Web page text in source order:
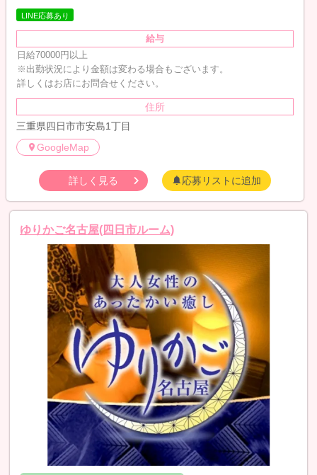
LINE応募あり
給与
日給70000円以上
※出勤状況により金額は変わる場合もございます。
詳しくはお店にお問合せください。
住所
三重県四日市市安島1丁目
GoogleMap
詳しく見る 応募リストに追加
ゆりかご名古屋(四日市ルーム)